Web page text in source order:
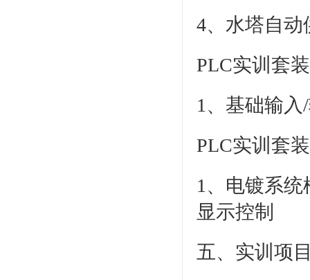
4、水塔自
PLC实训套
1、基础输
PLC实训套
1、电镀系
显示控制
五、实训项